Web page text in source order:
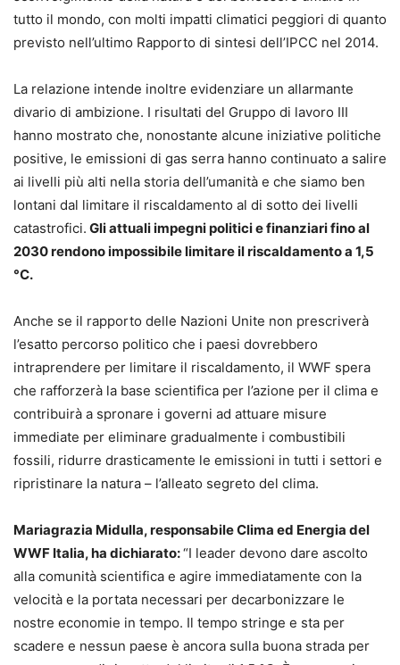
tutto il mondo, con molti impatti climatici peggiori di quanto
previsto nell’ultimo Rapporto di sintesi dell’IPCC nel 2014.
La relazione intende inoltre evidenziare un allarmante
divario di ambizione. I risultati del Gruppo di lavoro III
hanno mostrato che, nonostante alcune iniziative politiche
positive, le emissioni di gas serra hanno continuato a salire
ai livelli più alti nella storia dell’umanità e che siamo ben
lontani dal limitare il riscaldamento al di sotto dei livelli
catastrofici. Gli attuali impegni politici e finanziari fino al
2030 rendono impossibile limitare il riscaldamento a 1,5
°C.
Anche se il rapporto delle Nazioni Unite non prescriverà
l’esatto percorso politico che i paesi dovrebbero
intraprendere per limitare il riscaldamento, il WWF spera
che rafforzerà la base scientifica per l’azione per il clima e
contribuirà a spronare i governi ad attuare misure
immediate per eliminare gradualmente i combustibili
fossili, ridurre drasticamente le emissioni in tutti i settori e
ripristinare la natura – l’alleato segreto del clima.
Mariagrazia Midulla, responsabile Clima ed Energia del
WWF Italia, ha dichiarato:“I leader devono dare ascolto
alla comunità scientifica e agire immediatamente con la
velocità e la portata necessari per decarbonizzare le
nostre economie in tempo. Il tempo stringe e sta per
scadere e nessun paese è ancora sulla buona strada per